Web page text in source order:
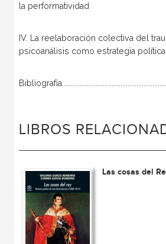
la performatividad
IV. La reelaboración colectiva del
psicoanálisis como estrategia política
LIBROS
Las cosas del